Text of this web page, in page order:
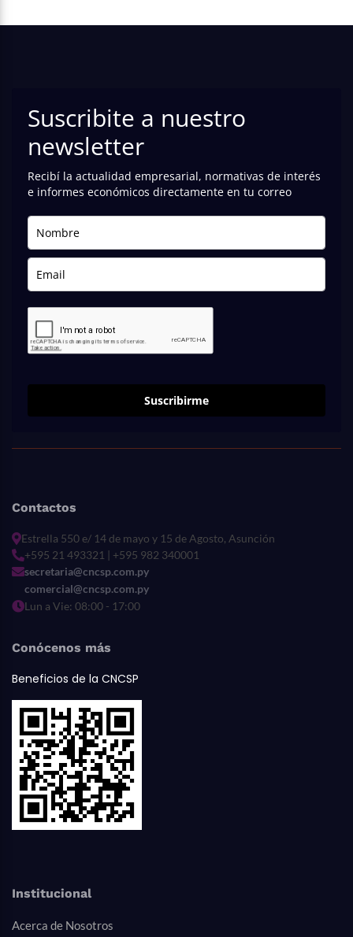
Suscribite a nuestro
newsletter
Recibí la actualidad empresarial, normativas de interés
e informes económicos directamente en tu correo
Suscribirme
Contactos
Estrella 550 e/ 14 de mayo y 15 de Agosto, Asunción
+595 21 493321 | +595 982 340001
secretaria@cncsp.com.py
comercial@cncsp.com.py
Lun a Vie: 08:00 - 17:00
Conócenos más
Beneficios de la CNCSP
Institucional
Acerca de Nosotros